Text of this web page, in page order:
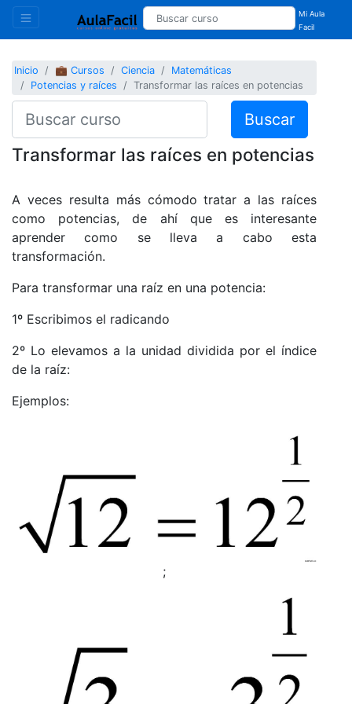
Mi Aula
Facil
Inicio 💼 Cursos Ciencia
Matemáticas
Potencias y raíces
Transformar las raíces en potencias
Buscar
Transformar las raíces en potencias
A veces resulta más cómodo tratar a las raíces
como potencias, de ahí que es interesante
aprender como se lleva a cabo esta
transformación.
Para transformar una raíz en una potencia:
1º Escribimos el radicando
2º Lo elevamos a la unidad dividida por el índice
de la raíz:
Ejemplos:
;